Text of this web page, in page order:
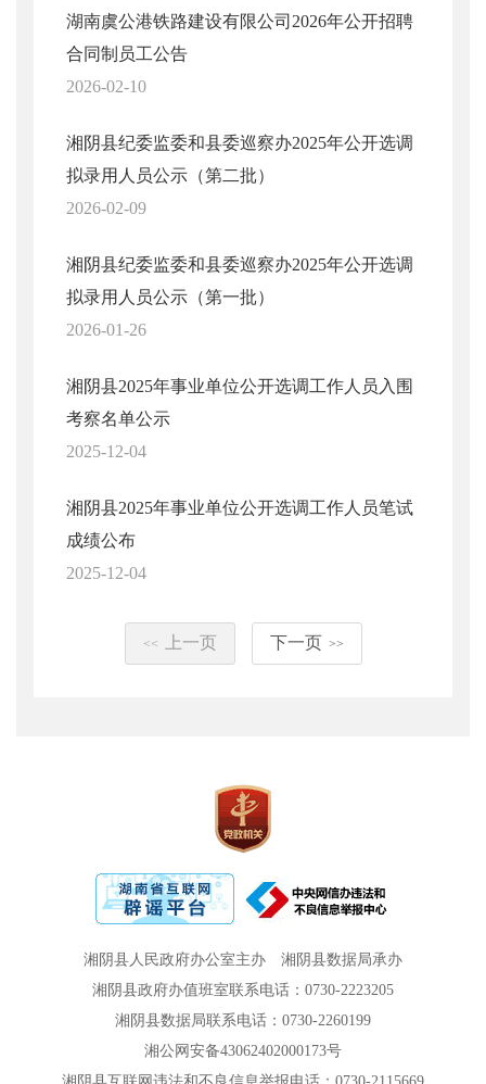
湖南虞公港铁路建设有限公司2026年公开招聘
合同制员工公告
2026-02-10
湘阴县纪委监委和县委巡察办2025年公开选调
拟录用人员公示（第二批）
2026-02-09
湘阴县纪委监委和县委巡察办2025年公开选调
拟录用人员公示（第一批）
2026-01-26
湘阴县2025年事业单位公开选调工作人员入围
考察名单公示
2025-12-04
湘阴县2025年事业单位公开选调工作人员笔试
成绩公布
2025-12-04
<< 上一页 下一页 >>
湘阴县人民政府办公室主办
湘阴县数据局承办
湘阴县政府办值班室联系电话：0730-2223205
湘阴县数据局联系电话：0730-2260199
湘公网安备43062402000173号